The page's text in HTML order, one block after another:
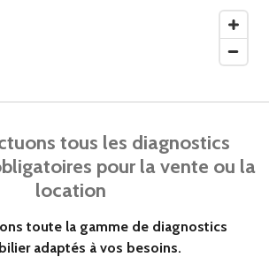
tous les diagnostics
pour la vente ou la
location
toute la gamme de diagnostics
adaptés à vos besoins.